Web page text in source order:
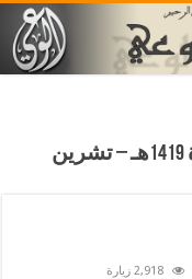
السنة الثانية عشرة – جمادى الآخرة 1419هـ – تشرين
2,918 زيارة